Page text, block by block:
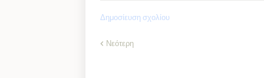
Δημοσίευση σχολίου
Νεότερη